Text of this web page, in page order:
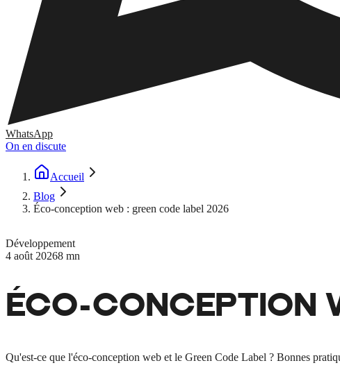
WhatsApp
On en discute
Accueil
Blog
Éco-conception web : green code label 2026
Développement
4 août 20268 mn
ÉCO-CONCEPTION
Qu'est-ce que l'éco-conception web et le Green Code Label ? Bonnes